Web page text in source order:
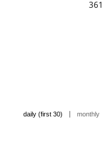
361
daily (first 30) | monthly